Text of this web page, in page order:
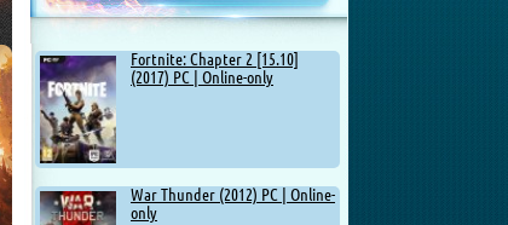
Fortnite: Chapter 2 [15.10]
(2017) PC | Online-only
War Thunder (2012) PC | Online-
only